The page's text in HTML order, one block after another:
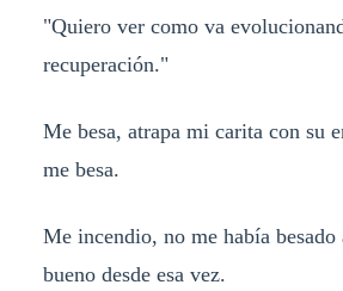
"Quiero ver como va
recuperación."
Me besa, atrapa mi carita con su
me besa.
Me incendio, no me había besado
bueno desde esa vez.